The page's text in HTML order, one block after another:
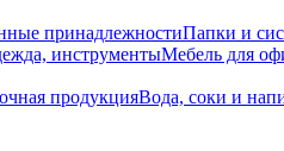
принадлежностиПапки и
инструментыМебель для
продукцияВода, соки и